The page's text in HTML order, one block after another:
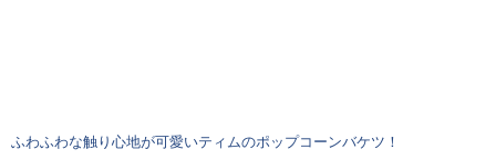
ふわふわな触り心地が可愛いティムのポップコーンバケツ！